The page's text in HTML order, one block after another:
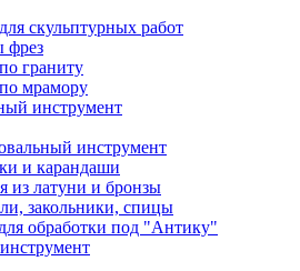
скульптурных работ
фрез
граниту
мрамору
инструмент
инструмент
и карандаши
из латуни и бронзы
закольники, спицы
обработки под "Антику"